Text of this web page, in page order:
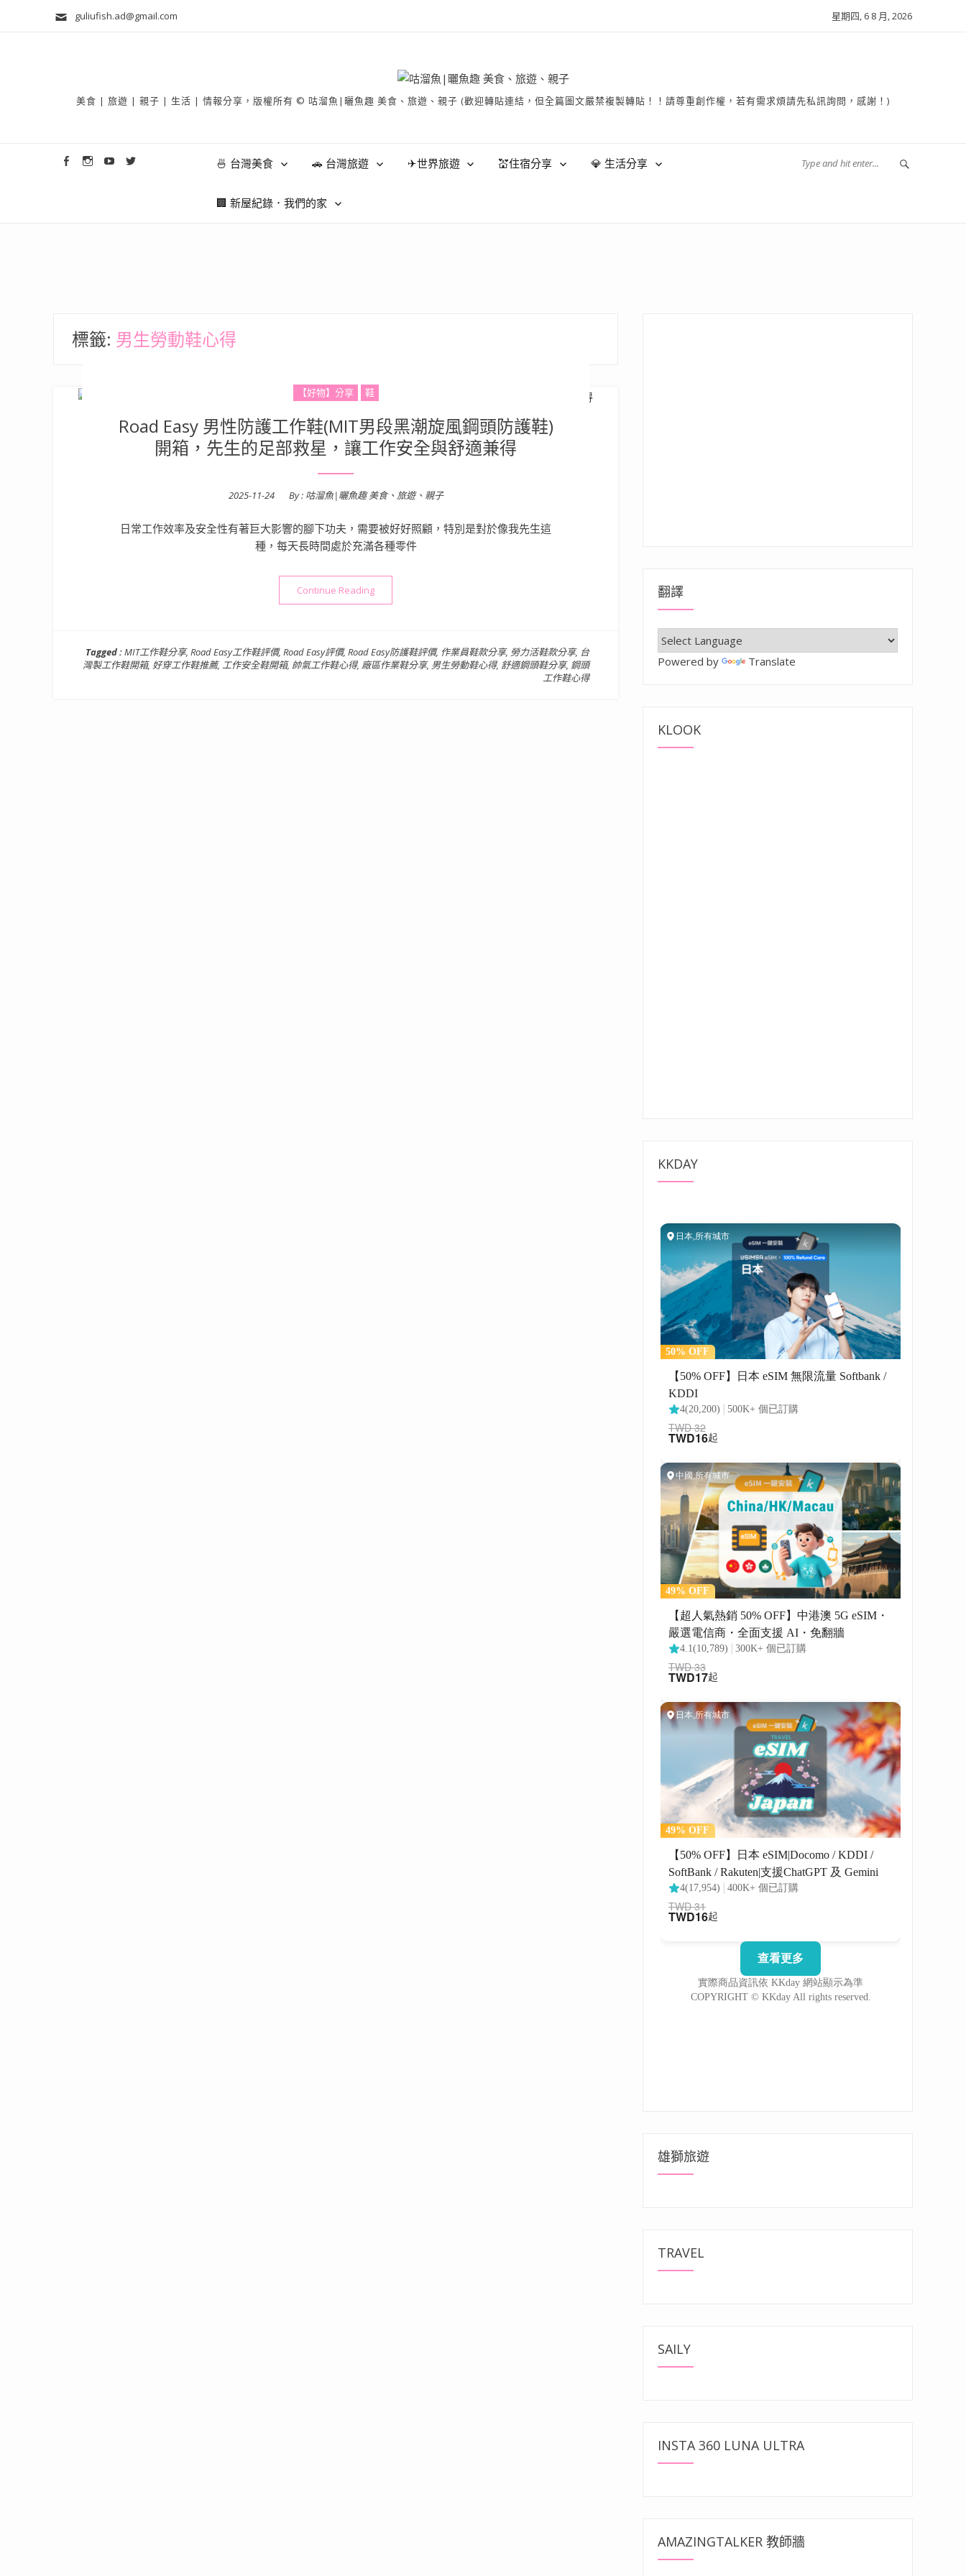
guliufish.ad@gmail.com 星期四, 6 8 月, 2026
美食 | 旅遊 | 親子 | 生活 | 情報分享，版權所有 © 咕溜魚|曬魚趣 美食、旅遊、親子 (歡迎轉貼連結，但全篇圖文嚴禁複製轉貼！！請尊重創作權，若有需求煩請先私訊詢問，感謝！)
🍜 台灣美食 🚗 台灣旅遊 ✈世界旅遊 💒住宿分享 💎 生活分享
🏢 新屋紀錄．我們的家
標籤: 男生勞動鞋心得
【好物】分享 鞋
Road Easy 男性防護工作鞋(MIT男段黑潮旋風鋼頭防護鞋)
開箱，先生的足部救星，讓工作安全與舒適兼得
Posted
2025-11-24 By : 咕溜魚|曬魚趣 美食、旅遊、親子
日常工作效率及安全性有著巨大影響的腳下功夫，需要被好好照顧，特別是對於像我先生這
種，每天長時間處於充滿各種零件
Continue Reading“Road Easy 男性防護工作鞋(MIT男段黑潮旋風鋼頭防護鞋)開箱，先生的足部救星，讓工作安全與舒適兼得”
Tagged :MIT工作鞋分享, Road Easy工作鞋評價, Road Easy評價, Road Easy防護鞋評價, 作業員鞋款分享, 勞力活鞋款分享, 台
灣製工作鞋開箱, 好穿工作鞋推薦, 工作安全鞋開箱, 帥氣工作鞋心得, 廠區作業鞋分享, 男生勞動鞋心得, 舒適鋼頭鞋分享, 鋼頭
工作鞋心得
翻譯
Powered by Translate
KLOOK
KKDAY
雄獅旅遊
TRAVEL
SAILY
INSTA 360 LUNA ULTRA
AMAZINGTALKER 教師牆